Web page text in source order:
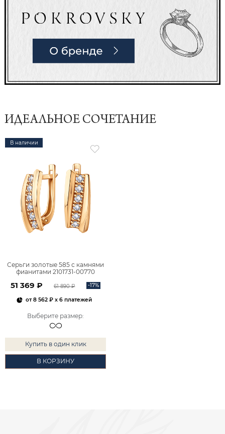
ИДЕАЛЬНОЕ СОЧЕТАНИЕ
В наличии
Серьги золотые 585 с камнями
фианитами 2101731-00770
51 369 ₽ 61 890 ₽ -17%
от8 562 ₽x 6 платежей
Выберите размер:
Купить в один клик
В КОРЗИНУ